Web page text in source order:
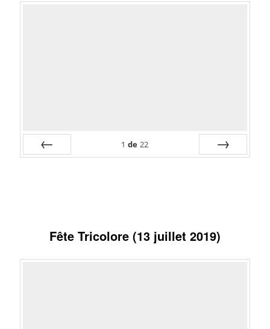
1 de 22
Fête Tricolore (13 juillet 2019)